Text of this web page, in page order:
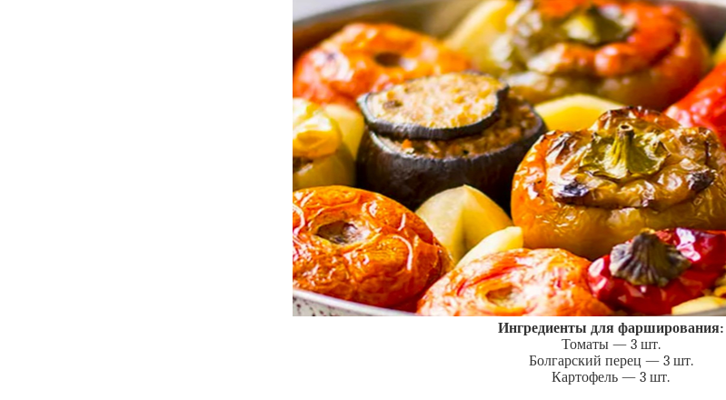
Ингредиенты для фарширования:
Томаты — 3 шт.
Болгарский перец — 3 шт.
Картофель — 3 шт.